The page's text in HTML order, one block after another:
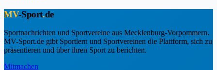
MV-Sport.de
Sportnachrichten und Sportvereine aus Mecklenburg-Vorpommern.
MV-Sport.de gibt Sportlern und Sportvereinen die Plattform, sich zu
präsentieren und über ihren Sport zu berichten.
Mitmachen